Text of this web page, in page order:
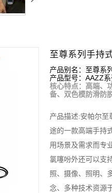
至尊系列手持
产品别名：至尊系
产品型号：AAZZ
核心特点：高端、
备、双色模防滑防
产品描述:安帕尔至
途的一款高端手持
用场景及需求而专
氯噻吩外还可以支
照、摄像、照明、
念、多种技术资源